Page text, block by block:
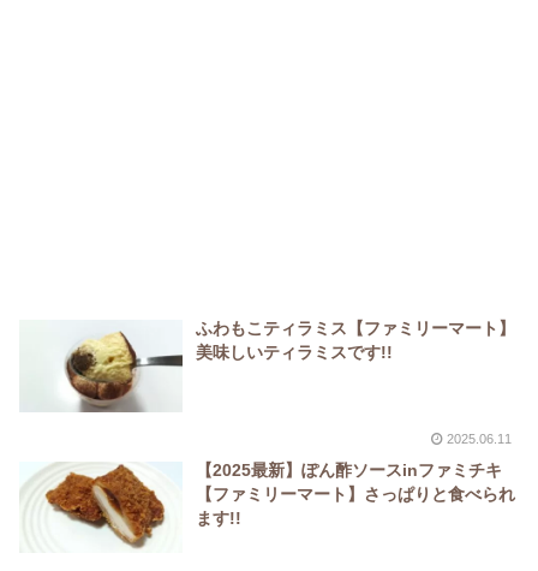
ふわもこティラミス【ファミリーマート】
美味しいティラミスです!!
2025.06.11
【2025最新】ぽん酢ソースinファミチキ
【ファミリーマート】さっぱりと食べられ
ます!!